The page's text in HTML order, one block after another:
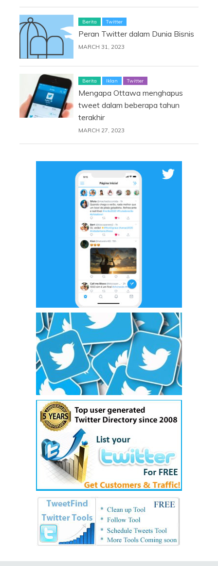
Berita Twitter
Peran Twitter dalam Dunia Bisnis
MARCH 31, 2023
Berita Iklan Twitter
Mengapa Ottawa menghapus
tweet dalam beberapa tahun
terakhir
MARCH 27, 2023